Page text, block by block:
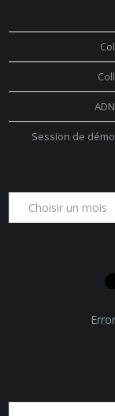
Session de